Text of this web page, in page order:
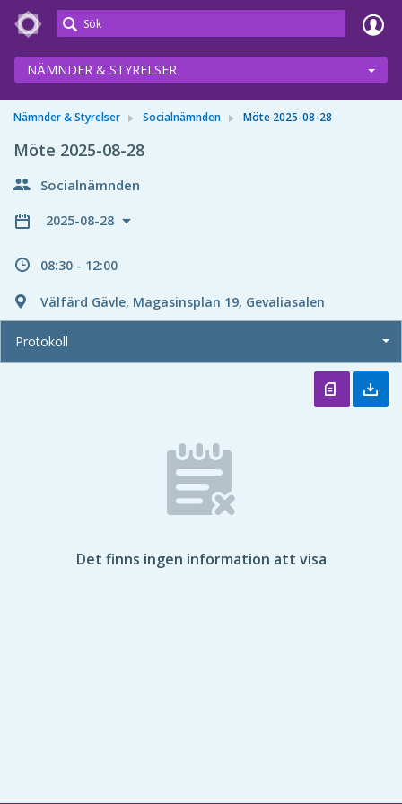
Meetings+
NÄMNDER & STYRELSER
Nämnder & Styrelser Socialnämnden Möte 2025-08-28
Möte 2025-08-28
Socialnämnden
2025-08-28
08:30 - 12:00
Välfärd Gävle, Magasinsplan 19, Gevaliasalen
Protokoll
Det finns ingen information att visa